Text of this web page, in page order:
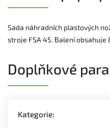
Sada náhradních plastových
stroje FSA 45. Balení obsahuje
Doplňkové
Kategorie: